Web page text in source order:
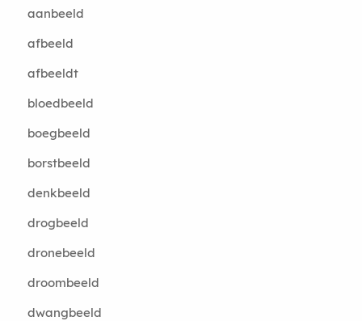
aanbeeld
afbeeld
afbeeldt
bloedbeeld
boegbeeld
borstbeeld
denkbeeld
drogbeeld
dronebeeld
droombeeld
dwangbeeld